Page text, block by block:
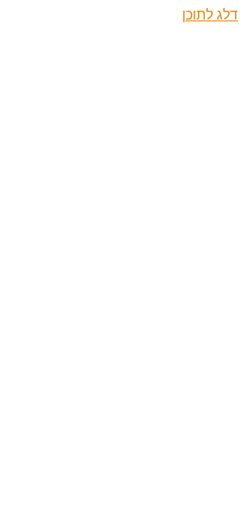
דלג לתוכן